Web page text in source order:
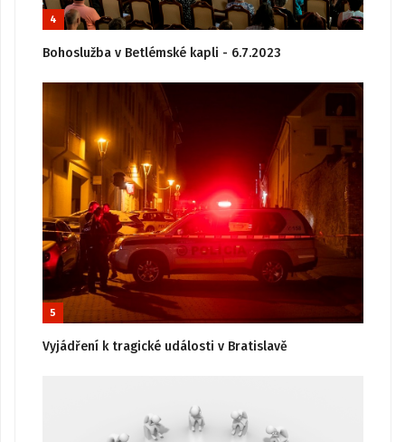
4
Bohoslužba v Betlémské kapli - 6.7.2023
5
Vyjádření k tragické události v Bratislavě